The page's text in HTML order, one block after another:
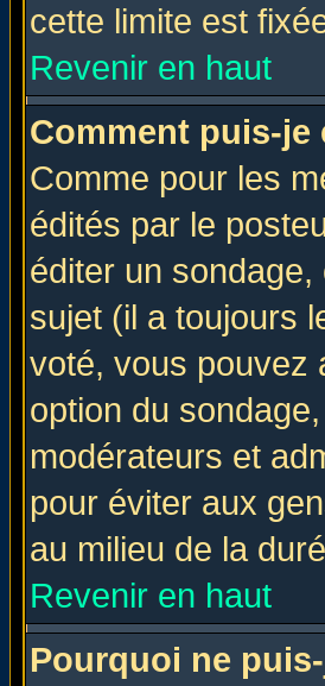
cette limite est
Revenir en haut
Comment puis-
Comme pour les
édités par le
éditer un
sujet (il a toujours
voté, vous pouvez
option du
modérateurs et
pour éviter aux
au milieu de la
Revenir en haut
Pourquoi ne